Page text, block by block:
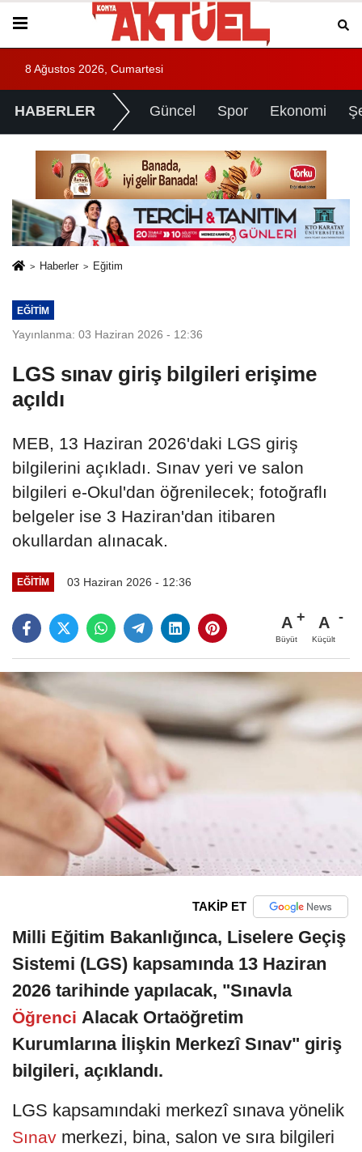
8 Ağustos 2026, Cumartesi
HABERLER Güncel Spor Ekonomi
Haberler Eğitim
EĞITIM
Yayınlanma: 03 Haziran 2026 - 12:36
LGS sınav giriş bilgileri erişime
açıldı
MEB, 13 Haziran 2026'daki LGS giriş
bilgilerini açıkladı. Sınav yeri ve salon
bilgileri e-Okul'dan öğrenilecek; fotoğraflı
belgeler ise 3 Haziran'dan itibaren
okullardan alınacak.
EĞITIM 03 Haziran 2026 - 12:36
A
Büyüt
A
Küçült
TAKİP ET
Milli Eğitim Bakanlığınca, Liselere Geçiş
Sistemi (LGS) kapsamında 13 Haziran
2026 tarihinde yapılacak, "Sınavla
Öğrenci Alacak Ortaöğretim
Kurumlarına İlişkin Merkezî Sınav" giriş
bilgileri, açıklandı.
LGS kapsamındaki merkezî sınava yönelik
Sınav merkezi, bina, salon ve sıra bilgileri